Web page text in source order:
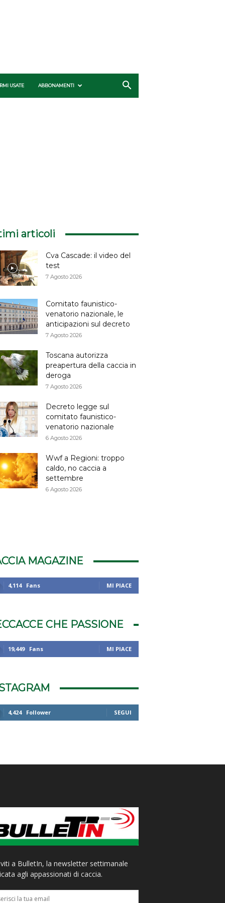
USATE ABBONAMENTI
articoli
Cva Cascade: il video del
test
7 Agosto 2026
Comitato faunistico-
venatorio nazionale, le
anticipazioni sul decreto
7 Agosto 2026
Toscana autorizza
preapertura della caccia in
deroga
7 Agosto 2026
Decreto legge sul
comitato faunistico-
venatorio nazionale
6 Agosto 2026
Wwf a Regioni: troppo
caldo, no caccia a
settembre
6 Agosto 2026
MAGAZINE
4,114 Fans MI PIACE
CHE PASSIONE
19,449 Fans MI PIACE
4,424 Follower SEGUI
a BulletIn, la newsletter settimanale
agli appassionati di caccia.